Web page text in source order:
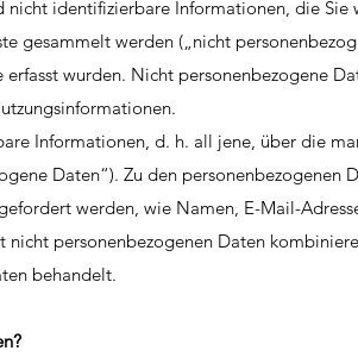
identifizierbare Informationen, die
gesammelt werden („nicht
erfasst wurden. Nicht personenbezogene
Informationen, d. h. all jene, über die
Daten“). Zu den
werden, wie Namen, E-Mail-
nicht personenbezogenen Daten
behandelt.